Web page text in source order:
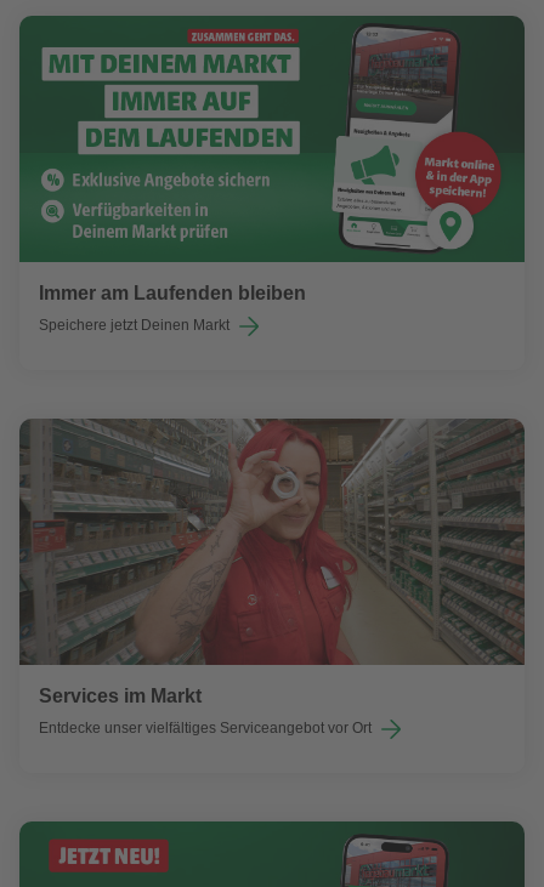
Immer am Laufenden bleiben
Speichere jetzt Deinen Markt
Services im Markt
Entdecke unser vielfältiges Serviceangebot vor Ort